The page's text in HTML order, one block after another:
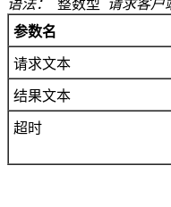
语法：
整数型 请求客户
参数名
请求文本
结果文本
超时